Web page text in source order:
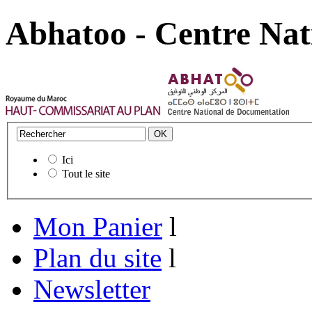
Abhatoo - Centre
Ici
Tout le site
Mon Panier l
Plan du site l
Newsletter